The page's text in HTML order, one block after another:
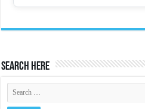
Search Here